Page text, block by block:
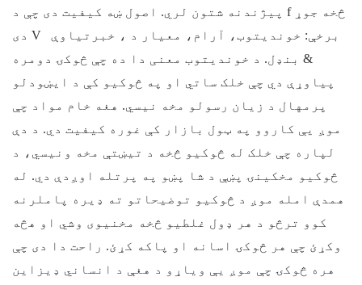
پیژندنه شتون لري. اصول ښه کیفیت دی چې د f څخه جوړ
V برخې: خوندیتوب، آرام، معیار د ، خبرتياوې
& بنډل. د خوندیتوب معنی دا ده چې څوکۍ دومره
پیاوړې دي چې خلک ساتي او په څوکیو کې د ایښودلو
پرمهال د زیان رسولو مخه نیسي. هغه خام مواد چې
موږ یې کاروو په ټول بازار کې غوره کیفیت دي. د دې
لپاره چې خلک له څوکیو څخه د تیښتې مخه ونیسي، د
څوکیو مخکینۍ پښې د شا پښو په پرتله اوږدې دي. له
همدې امله موږ د څوکیو توضیحاتو ته ډیره پاملرنه
کوو ترڅو د هر ډول غلطیو څخه مخنیوی وشي او هڅه
وکړئ چې هر څوکۍ اسانه او پاکه کړئ. راحت دا دی چې
هره څوکۍ چې موږ یې ویاړو د هغې د انساني ډیزاین